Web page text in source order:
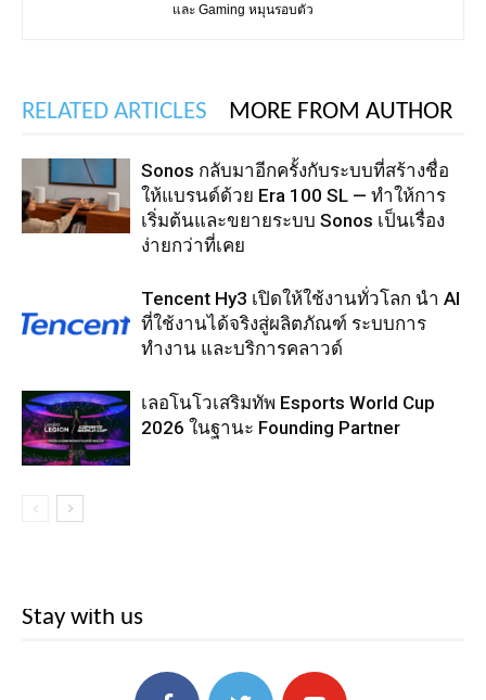
และ Gaming หมุนรอบตัว
RELATED ARTICLES MORE FROM AUTHOR
Sonos กลับมาอีกครั้งกับระบบที่สร้างชื่อ
ให้แบรนด์ด้วย Era 100 SL — ทำให้การ
เริ่มต้นและขยายระบบ Sonos เป็นเรื่อง
ง่ายกว่าที่เคย
Tencent Hy3 เปิดให้ใช้งานทั่วโลก นำ AI
ที่ใช้งานได้จริงสู่ผลิตภัณฑ์ ระบบการ
ทำงาน และบริการคลาวด์
เลอโนโวเสริมทัพ Esports World Cup
2026 ในฐานะ Founding Partner
Stay with us